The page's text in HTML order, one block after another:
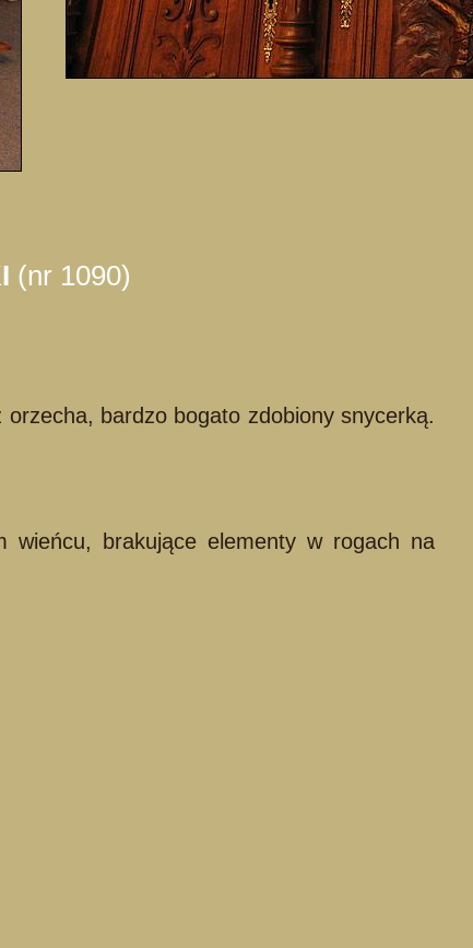
(nr 1090)
bardzo bogato zdobiony snycerką.
wieńcu, brakujące elementy w rogach na